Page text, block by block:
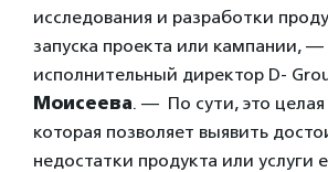
исследования и разработки
запуска проекта или кампании,
исполнительный директор D-
Моисеева. — По сути, это целая
которая позволяет выявить
недостатки продукта или услуги